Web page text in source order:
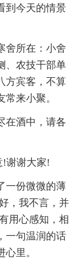
到今天的情景
舍所在：小舍
、农技干部单
方宾客，不算
来小聚。
在酒中，请各
!谢谢大家!
一份微微的薄
，我不言，并
用心感知，相
一句温润的话
里。